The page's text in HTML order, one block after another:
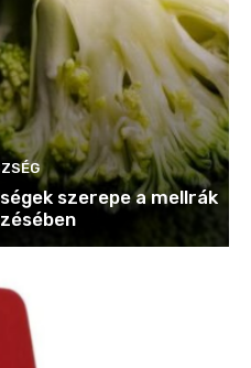
szerepe a mellrák